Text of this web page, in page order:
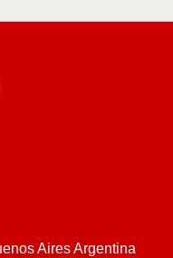
Aires Argentina